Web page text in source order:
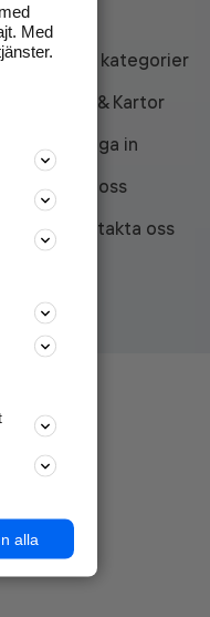
Alla kategorier
API & Kartor
Logga in
Om oss
Kontakta oss
Med
alla